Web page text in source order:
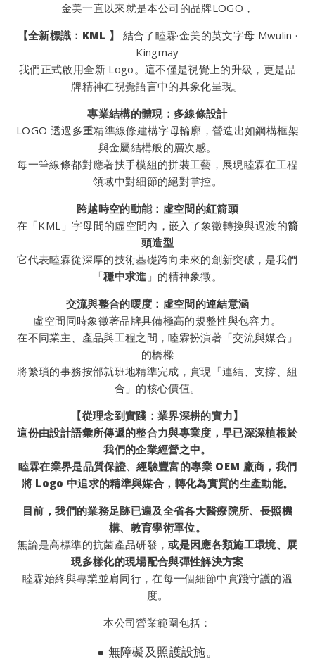
金美一直以來就是本公司的品牌LOGO，
【全新標識：KML 】
結合了睦霖·金美的英文字母 Mwulin ·
Kingmay
我們正式啟用全新 Logo。這不僅是視覺上的升級，更是品
牌精神在視覺語言中的具象化呈現。
專業結構的體現：多線條設計
LOGO 透過多重精準線條建構字母輪廓，營造出如鋼構框架
與金屬結構般的層次感。
每一筆線條都對應著扶手模組的拼裝工藝，展現睦霖在工程
領域中對細節的絕對掌控。
跨越時空的動能：虛空間的紅箭頭
在「KML」字母間的虛空間內，嵌入了象徵轉換與過渡的箭
頭造型
它代表睦霖從深厚的技術基礎跨向未來的創新突破，是我們
「穩中求進 」的精神象徵。
交流與整合的暖度：虛空間的連結意涵
虛空間同時象徵著品牌具備極高的規整性與包容力。
在不同業主、產品與工程之間，睦霖扮演著「交流與媒合」
的橋樑
將繁瑣的事務按部就班地精準完成，實現「連結、支撐、組
合」的核心價值。
【從理念到實踐：業界深耕的實力】
這份由設計語彙所傳遞的整合力與專業度，早已深深植根於
我們的企業經營之中。
睦霖在業界是品質保證、經驗豐富的專業 OEM 廠商，我們
將 Logo 中追求的精準與媒合，轉化為實質的生產動能。
目前，我們的業務足跡已遍及全省各大醫療院所、長照機
構、教育學術單位。
無論是高標準的抗菌產品研發，或是因應各類施工環境、展
現多樣化的現場配合與彈性解決方案
睦霖始終與專業並肩同行，在每一個細節中實踐守護的溫
度。
本公司營業範圍包括：
● 無障礙及照護設施。